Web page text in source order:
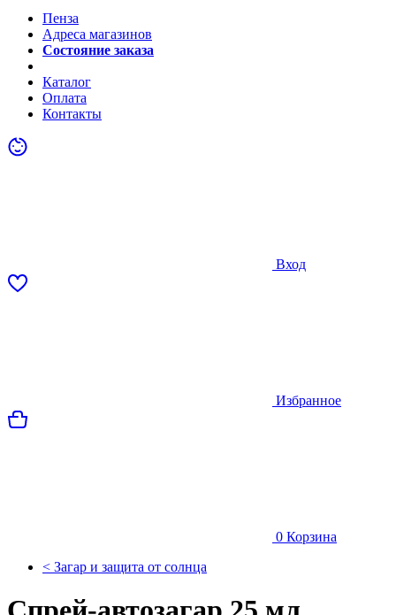
Пенза
Адреса магазинов
Состояние заказа
Каталог
Оплата
Контакты
Вход
Избранное
0 Корзина
< Загар и защита от солнца